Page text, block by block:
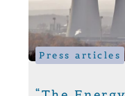
Press articles